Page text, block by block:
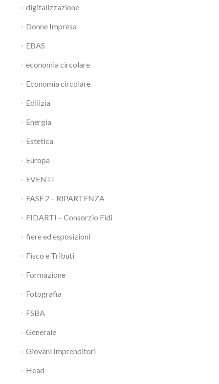
digitalizzazione
Donne Impresa
EBAS
economia circolare
Economia circolare
Edilizia
Energia
Estetica
Europa
EVENTI
FASE 2 – RIPARTENZA
FIDARTI – Consorzio Fidi
fiere ed esposizioni
Fisco e Tributi
Formazione
Fotografia
FSBA
Generale
Giovani Imprenditori
Head